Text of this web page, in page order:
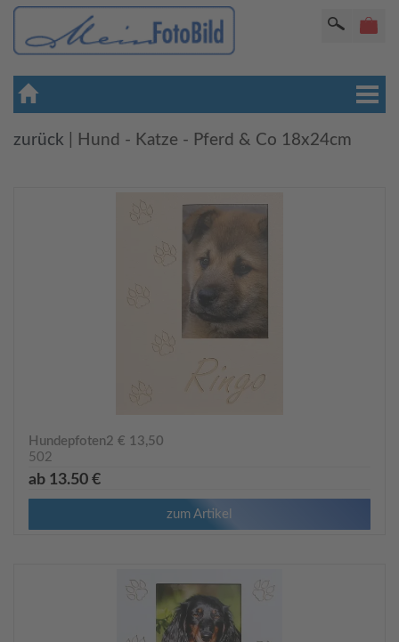
zurück Hund - Katze - Pferd & Co 18x24cm
Hundepfoten2 € 13,50
502
ab 13.50 €
zum Artikel